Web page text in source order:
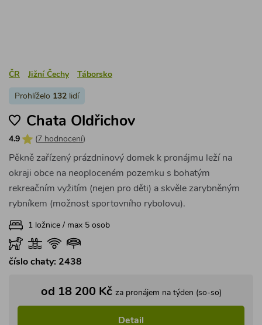
ČR Jižní Čechy Táborsko
Prohlíželo 132 lidí
Chata Oldřichov
4.9 (7 hodnocení)
Pěkně zařízený prázdninový domek k pronájmu leží na
okraji obce na neoploceném pozemku s bohatým
rekreačním vyžitím (nejen pro děti) a skvěle zarybněným
rybníkem (možnost sportovního rybolovu).
1 ložnice / max 5 osob
číslo chaty: 2438
od 18 200 Kč za pronájem na týden (so-so)
Detail